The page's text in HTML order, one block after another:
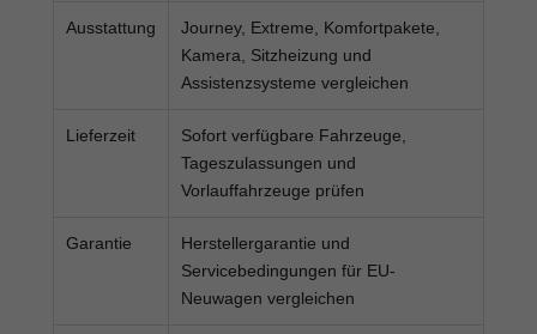
Ausstattung
Journey, Extreme, Komfortpakete,
Kamera, Sitzheizung und
Assistenzsysteme vergleichen
Lieferzeit
Sofort verfügbare Fahrzeuge,
Tageszulassungen und
Vorlauffahrzeuge prüfen
Garantie
Herstellergarantie und
Servicebedingungen für EU-
Neuwagen vergleichen